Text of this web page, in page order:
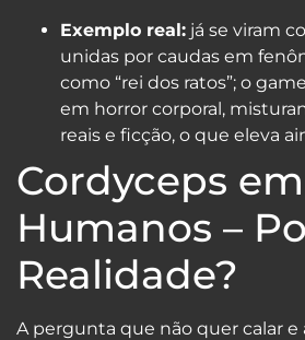
Exemplo real: já se viram
unidas por caudas em
como “rei dos ratos”; o
em horror corporal,
reais e ficção, o que eleva
Cordyceps em
Humanos –
Realidade?
A pergunta que não quer calar e